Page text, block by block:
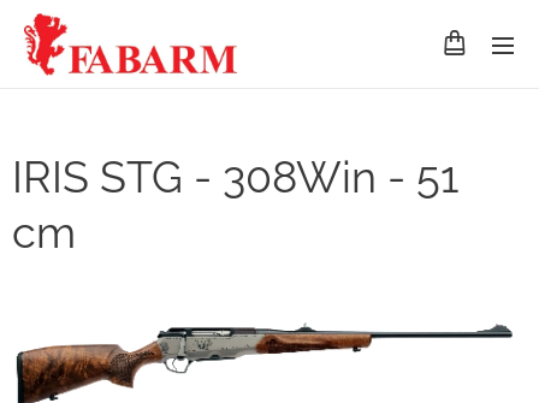
IRIS STG - 308Win - 51
cm